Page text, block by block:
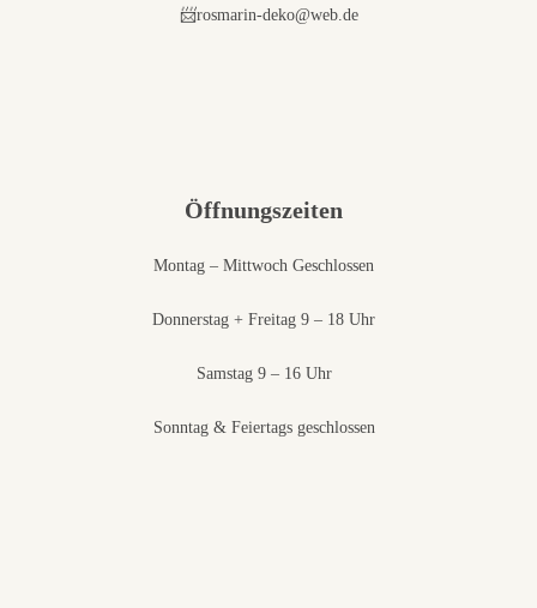
📨rosmarin-deko@web.de
Öffnungszeiten
Montag – Mittwoch Geschlossen
Donnerstag + Freitag 9 – 18 Uhr
Samstag 9 – 16 Uhr
Sonntag & Feiertags geschlossen